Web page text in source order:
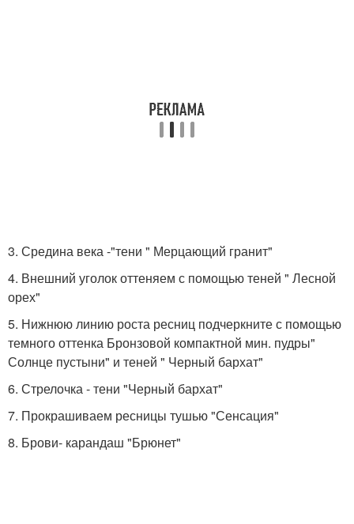
3. Средина века -"тени " Мерцающий гранит"
4. Внешний уголок оттеняем с помощью теней " Лесной
орех"
5. Нижнюю линию роста ресниц подчеркните с помощью
темного оттенка Бронзовой компактной мин. пудры"
Солнце пустыни" и теней " Черный бархат"
6. Стрелочка - тени "Черный бархат"
7. Прокрашиваем ресницы тушью "Сенсация"
8. Брови- карандаш "Брюнет"